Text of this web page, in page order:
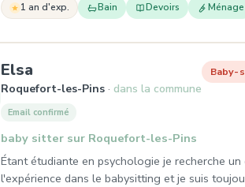
1 an d'exp. Bain Devoirs Ménage
Elsa , Baby-sitter à Roquefort-
Roquefort-les-Pins dans la commune
Email confirmé
baby sitter sur Roquefort-les-Pins
Étant étudiante en psychologie je recherche
l'expérience dans le babysitting et je suis